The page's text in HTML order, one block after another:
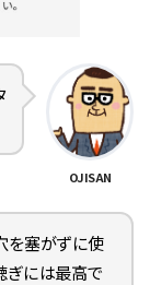
OJISAN
を塞がずに使
ぎには最高で